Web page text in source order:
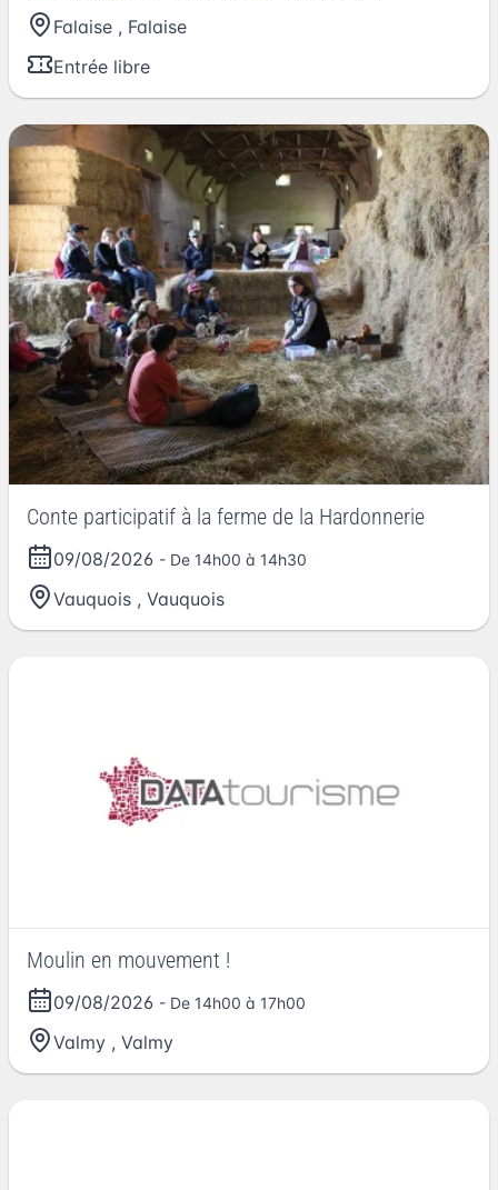
Falaise , Falaise
Entrée libre
Conte participatif à la ferme de la Hardonnerie
09/08/2026 - De 14h00 à 14h30
Vauquois , Vauquois
Moulin en mouvement !
09/08/2026 - De 14h00 à 17h00
Valmy , Valmy